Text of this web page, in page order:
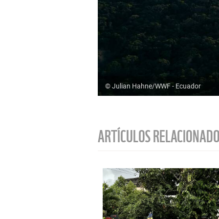
© Julian Hahne/WWF - Ecuador
ARTÍCULOS